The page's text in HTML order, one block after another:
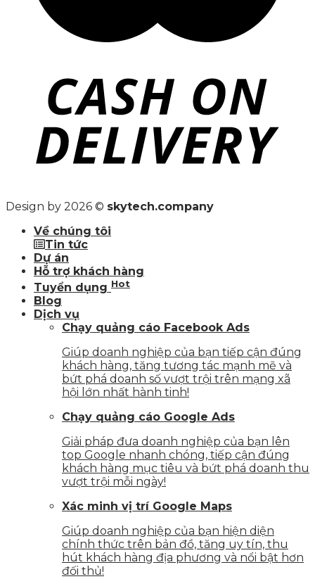
Design by 2026 © skytech.company
Về chúng tôi
Tin tức
Dự án
Hỗ trợ khách hàng
Tuyển dụng Hot
Blog
Dịch vụ
Chạy quảng cáo Facebook Ads
Giúp doanh nghiệp của bạn tiếp cận đúng
khách hàng, tăng tương tác mạnh mẽ và
bứt phá doanh số vượt trội trên mạng xã
hội lớn nhất hành tinh!
Chạy quảng cáo Google Ads
Giải pháp đưa doanh nghiệp của bạn lên
top Google nhanh chóng, tiếp cận đúng
khách hàng mục tiêu và bứt phá doanh thu
vượt trội mỗi ngày!
Xác minh vị trí Google Maps
Giúp doanh nghiệp của bạn hiện diện
chính thức trên bản đồ, tăng uy tín, thu
hút khách hàng địa phương và nổi bật hơn
đối thủ!